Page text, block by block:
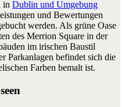
in Dublin und Umgebung
und Bewertungen
werden. Als grüne Oase
des Merrion Square in der
im irischen Baustil
Parkanlagen befindet sich die
Farben bemalt ist.